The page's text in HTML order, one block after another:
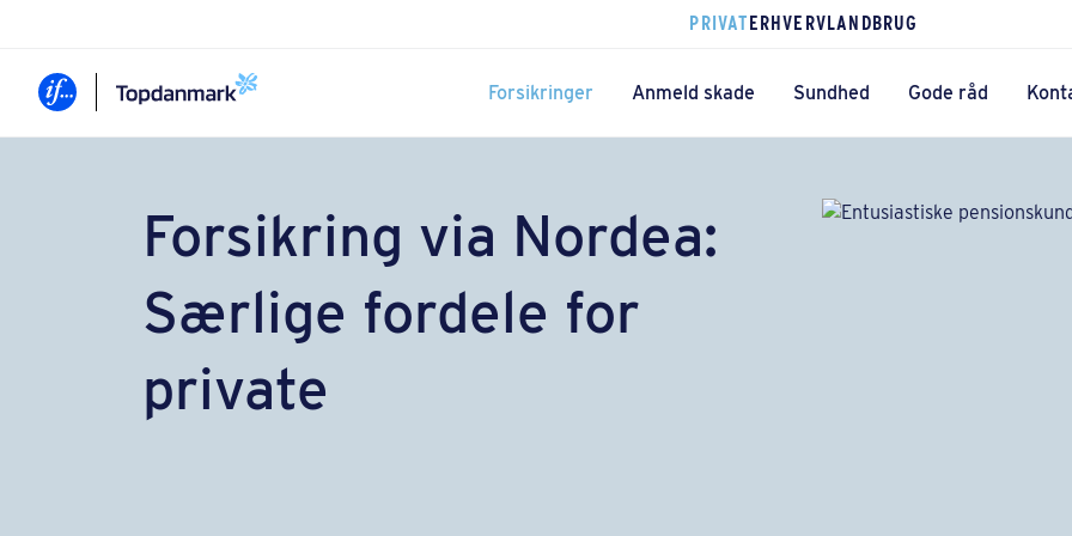
PRIVATERHVERVLANDBRUG
Forsikringer Anmeld skade Sundhed Gode råd
Forsikring via Nordea:
Særlige fordele for
private